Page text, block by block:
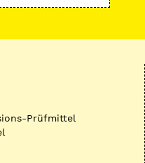
Prüfmittel